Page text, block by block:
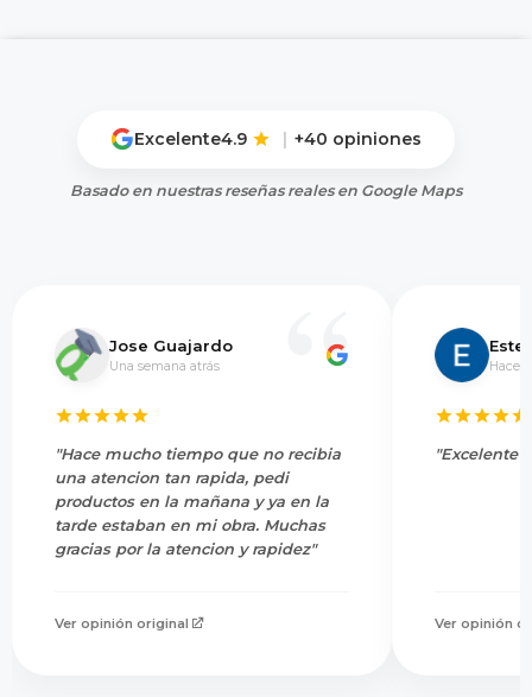
Excelente4.9 | +40 opiniones
Basado en nuestras reseñas reales en Google Maps
Jose Guajardo
Una semana atrás
"Hace mucho tiempo que no recibia
una atencion tan rapida, pedi
productos en la mañana y ya en la
tarde estaban en mi obra. Muchas
gracias por la atencion y rapidez"
Ver opinión original
Hace
"Excelente
Ver opinión